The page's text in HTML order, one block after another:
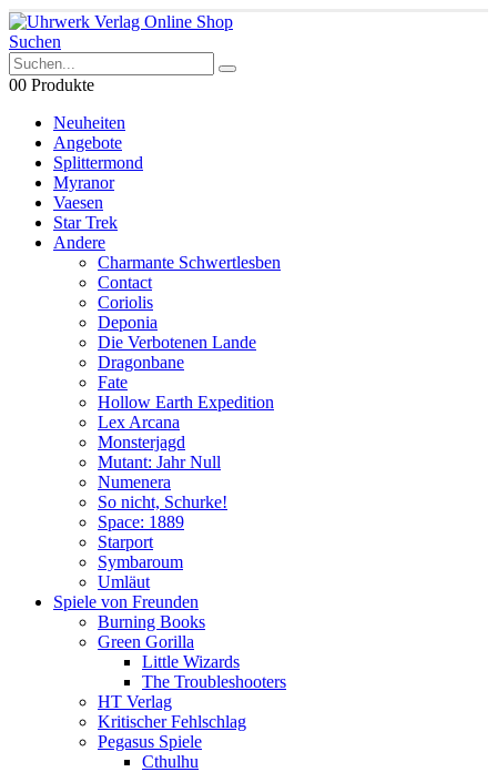
Suchen
00 Produkte
Neuheiten
Angebote
Splittermond
Myranor
Vaesen
Star Trek
Andere
Charmante Schwertlesben
Contact
Coriolis
Deponia
Die Verbotenen Lande
Dragonbane
Fate
Hollow Earth Expedition
Lex Arcana
Monsterjagd
Mutant: Jahr Null
Numenera
So nicht, Schurke!
Space: 1889
Starport
Symbaroum
Umläut
Spiele von Freunden
Burning Books
Green Gorilla
Little Wizards
The Troubleshooters
HT Verlag
Kritischer Fehlschlag
Pegasus Spiele
Cthulhu